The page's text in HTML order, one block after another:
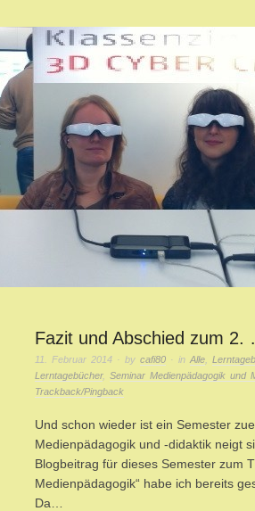
Fazit und Abschied zum
11. Februar 2014 · by cafi80 · in Alle
Lerntagebücher, Seminar Medienpädagogik und
Trackback/Pingback
Und schon wieder ist ein Semester
Medienpädagogik und -didaktik neigt
Blogbeitrag für dieses Semester zum
Medienpädagogik“ habe ich bereits
Da…